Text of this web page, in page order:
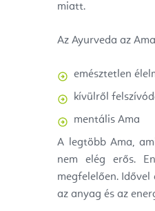
miatt.
Az Ayurveda az
emésztetlen
kívülről
mentális Ama
A legtöbb Ama,
nem elég erős.
megfelelően.
az anyag és az